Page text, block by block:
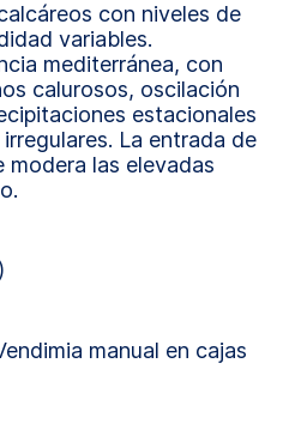
con niveles de
variables.
mediterránea, con
calurosos, oscilación
estacionales
La entrada de
modera las elevadas
manual en cajas